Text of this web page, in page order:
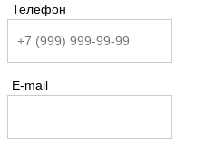
Телефон
E-mail